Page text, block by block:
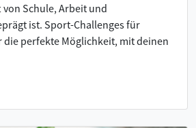
Schule, Arbeit und
ist. Sport-Challenges für
die perfekte Möglichkeit, mit deinen